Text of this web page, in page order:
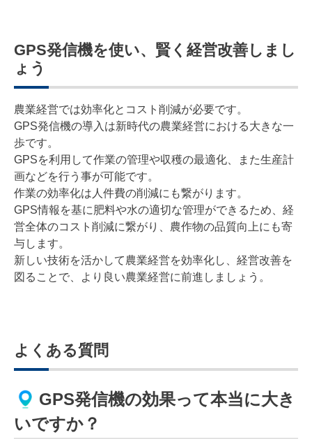
GPS発信機を使い、賢く経営改善しまし
ょう
農業経営では効率化とコスト削減が必要です。
GPS発信機の導入は新時代の農業経営における大きな一
歩です。
GPSを利用して作業の管理や収穫の最適化、また生産計
画などを行う事が可能です。
作業の効率化は人件費の削減にも繋がります。
GPS情報を基に肥料や水の適切な管理ができるため、経
営全体のコスト削減に繋がり、農作物の品質向上にも寄
与します。
新しい技術を活かして農業経営を効率化し、経営改善を
図ることで、より良い農業経営に前進しましょう。
よくある質問
GPS発信機の効果って本当に大き
いですか？